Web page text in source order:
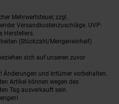
Mehrwertsteuer, zzgl.
Versandkostenzuschläge. UVP:
Herstellers.
(Stückzahl/Mengeneinheit)
sich auf unseren zuvor
Änderungen und Irrtümer vorbehalten.
Artikel können wegen des
Tag ausverkauft sein.